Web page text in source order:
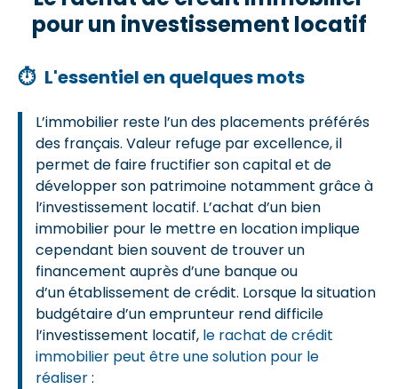
pour un investissement locatif
⏱ L'essentiel en quelques mots
L’immobilier reste l’un des placements préférés
des français. Valeur refuge par excellence, il
permet de faire fructifier son capital et de
développer son patrimoine notamment grâce à
l’investissement locatif. L’achat d’un bien
immobilier pour le mettre en location implique
cependant bien souvent de trouver un
financement auprès d’une banque ou
d’un établissement de crédit. Lorsque la situation
budgétaire d’un emprunteur rend difficile
l’investissement locatif, le rachat de crédit
immobilier peut être une solution pour le
réaliser: